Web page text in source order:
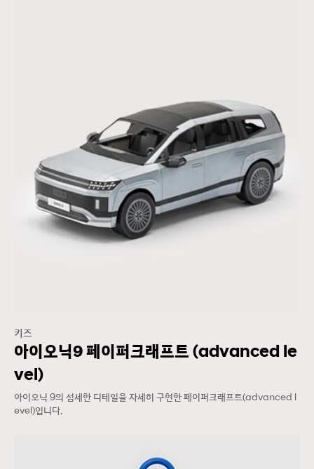
키즈
아이오닉9 페이퍼크래프트 (advanced le
vel)
아이오닉 9의 섬세한 디테일을 자세히 구현한 페이퍼크래프트(advanced l
evel)입니다.